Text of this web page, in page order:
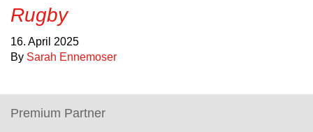
Rugby
16. April 2025
By Sarah Ennemoser
Premium Partner